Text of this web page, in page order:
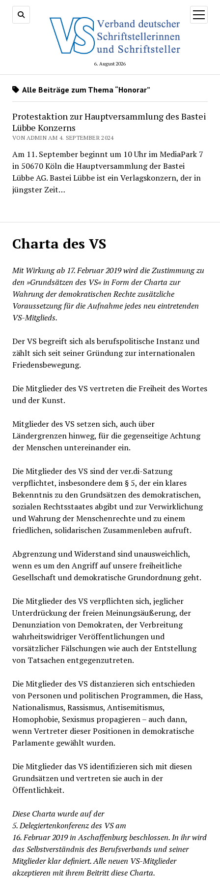
6. August 2026
Menü
öffnen
Charta des VS
Mit Wirkung ab 17. Februar 2019 wird die Zustimmung zu
den »Grundsätzen des VS« in Form der Charta zur
Wahrung der demokratischen Rechte zusätzliche
Voraussetzung für die Aufnahme jedes neu eintretenden
VS-Mitglieds.
Der VS begreift sich als berufspolitische Instanz und
zählt sich seit seiner Gründung zur internationalen
Friedensbewegung.
Die Mitglieder des VS vertreten die Freiheit des Wortes
und der Kunst.
Mitglieder des VS setzen sich, auch über
Ländergrenzen hinweg, für die gegenseitige Achtung
der Menschen untereinander ein.
Die Mitglieder des VS sind der ver.di-Satzung
verpflichtet, insbesondere dem § 5, der ein klares
Bekenntnis zu den Grundsätzen des demokratischen,
sozialen Rechtsstaates abgibt und zur Verwirklichung
und Wahrung der Menschenrechte und zu einem
friedlichen, solidarischen Zusammenleben aufruft.
Abgrenzung und Widerstand sind unausweichlich,
wenn es um den Angriff auf unsere freiheitliche
Gesellschaft und demokratische Grundordnung geht.
Die Mitglieder des VS verpflichten sich, jeglicher
Unterdrückung der freien Meinungsäußerung, der
Denunziation von Demokraten, der Verbreitung
wahrheitswidriger Veröffentlichungen und
vorsätzlicher Fälschungen wie auch der Entstellung
von Tatsachen entgegenzutreten.
Die Mitglieder des VS distanzieren sich entschieden
von Personen und politischen Programmen, die Hass,
Nationalismus, Rassismus, Antisemitismus,
Homophobie, Sexismus propagieren – auch dann,
wenn Vertreter dieser Positionen in demokratische
Parlamente gewählt wurden.
Die Mitglieder das VS identifizieren sich mit diesen
Grundsätzen und vertreten sie auch in der
Öffentlichkeit.
Diese Charta wurde auf der
5. Delegiertenkonferenz des VS am
16. Februar 2019 in Aschaffenburg beschlossen. In ihr wird
das Selbstverständnis des Berufsverbands und seiner
Mitglieder klar definiert. Alle neuen VS-Mitglieder
akzeptieren mit ihrem Beitritt diese Charta.
Alle Beiträge zum Thema “Honorar”
Protestaktion zur Hauptversammlung des Bastei
Lübbe Konzerns
VON ADMIN AM 4. SEPTEMBER 2024
Am 11. September beginnt um 10 Uhr im MediaPark 7
in 50670 Köln die Hauptversammlung der Bastei
Lübbe AG. Bastei Lübbe ist ein Verlagskonzern, der in
jüngster Zeit…